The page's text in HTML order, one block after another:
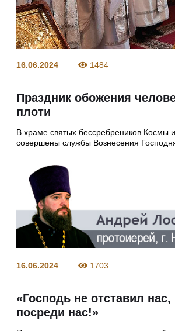
16.06.2024 1484
Праздник обожения
плоти
В храме святых бессребреников Космы
совершены службы Вознесения
16.06.2024 1703
«Господь не отставил
посреди нас!»